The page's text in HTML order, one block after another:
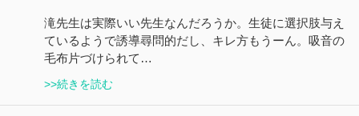
滝先生は実際いい先生なんだろうか。生徒に選択肢与え
ているようで誘導尋問的だし、キレ方もうーん。吸音の
毛布片づけられて…
>>続きを読む